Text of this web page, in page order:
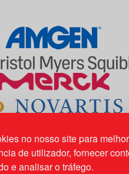
no nosso site para
de utilizador, fornecer
e analisar o tráfego.